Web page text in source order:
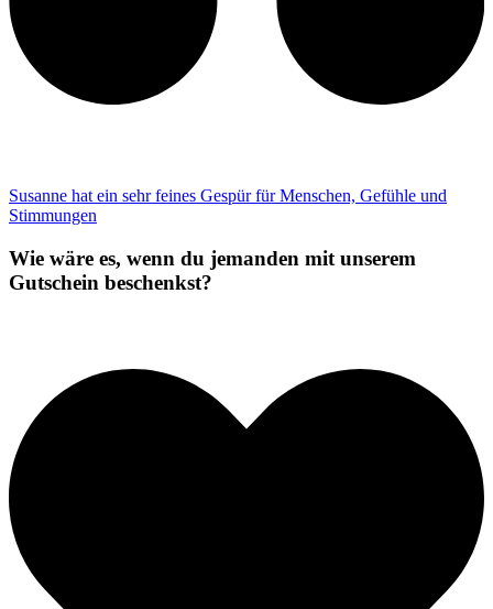
Susanne hat ein sehr feines Gespür für Menschen, Gefühle und
Stimmungen
Wie wäre es, wenn du jemanden mit unserem
Gutschein beschenkst?